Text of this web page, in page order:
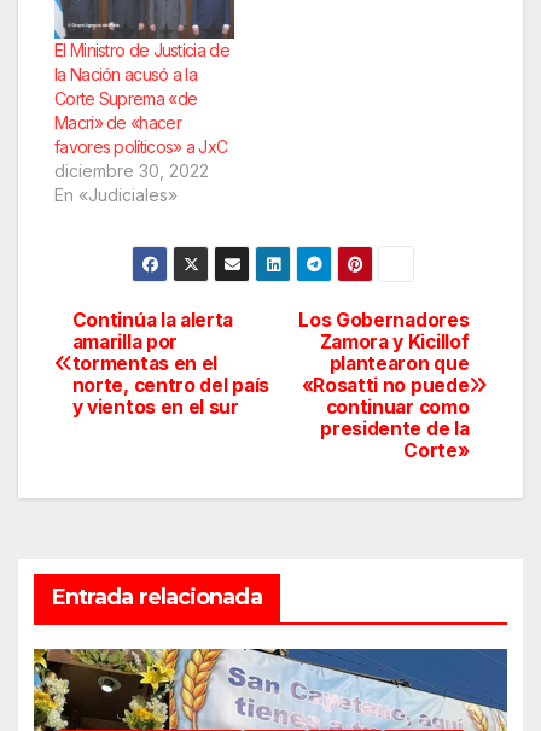
El Ministro de Justicia de
la Nación acusó a la
Corte Suprema «de
Macri» de «hacer
favores políticos» a JxC
diciembre 30, 2022
En «Judiciales»
Navegación
de
entradas
Los Gobernadores
Zamora y Kicillof
plantearon que
«Rosatti no puede
continuar como
presidente de la
Corte»
Continúa la alerta
amarilla por
tormentas en el
norte, centro del país
y vientos en el sur
Entrada relacionada